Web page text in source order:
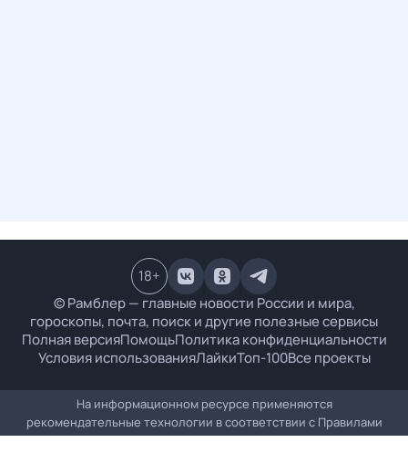
© Рамблер — главные новости России и мира,
гороскопы, почта, поиск и другие полезные сервисы
Полная версияПомощьПолитика конфиденциальности
Условия использованияЛайкиТоп-100Все проекты
18+
На информационном ресурсе применяются
рекомендательные технологии в соответствии с Правилами